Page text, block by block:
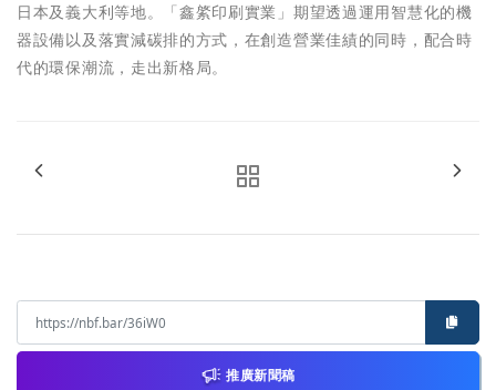
日本及義大利等地。「鑫綮印刷實業」期望透過運用智慧化的機
器設備以及落實減碳排的方式，在創造營業佳績的同時，配合時
代的環保潮流，走出新格局。
推廣新聞稿